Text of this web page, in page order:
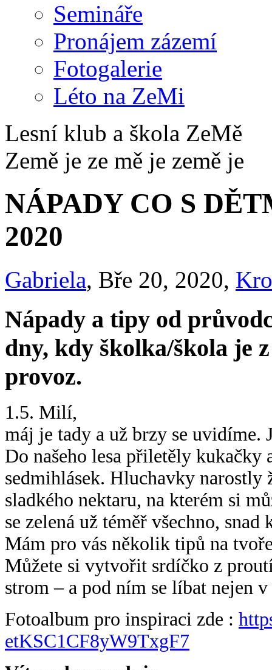
Semináře
Pronájem zázemí
Fotogalerie
Léto na ZeMi
Lesní klub a škola ZeMě
Země je ze mě je země je
NÁPADY CO S
2020
Gabriela, Bře 20, 2020,
Nápady a tipy od
dny, kdy školka/škola je
provoz.
1.5. Milí,
máj je tady a už brzy se uvidíme.
Do našeho lesa přiletěly kukačky
sedmihlásek. Hluchavky
sladkého nektaru, na kterém si
se zelená už téměř všechno, snad
Mám pro vás několik tipů na
Můžete si vytvořit srdíčko z
strom – a pod ním se líbat nejen
Fotoalbum pro inspiraci zde :
etKSC1CF8yW9TxgF7